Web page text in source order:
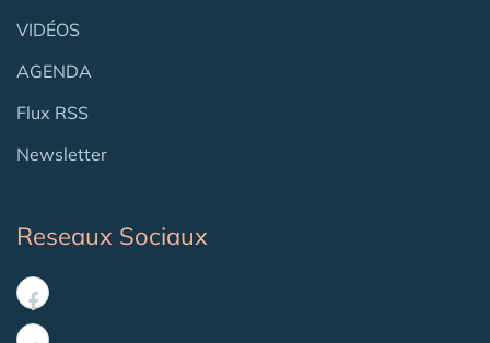
VIDÉOS
AGENDA
Flux RSS
Newsletter
Reseaux Sociaux